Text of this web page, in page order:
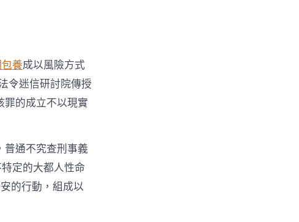
養成以風險方式
令迷信研討院傳授
罪的成立不以現實
普通不究查刑事義
定的大都人性命
的行動，組成以